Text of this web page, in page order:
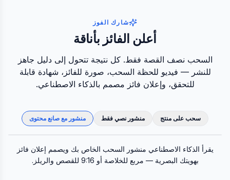
شارك الفوز
أعلن الفائز بأناقة
السحب نصف القصة فقط. كل نتيجة تتحول إلى دليل جاهز
للنشر — فيديو للحظة السحب، صورة للفائز، شهادة قابلة
للتحقق، وإعلان فائز مصمم بالذكاء الاصطناعي.
سحب على منتج منشور نصي فقط منشور مع صانع محتوى
المنشور الأصلي منشور الفائز بالذكاء الاصطناعي
يقرأ الذكاء الاصطناعي منشور السحب الخاص بك ويصمم إعلان فائز
بهويتك البصرية — مربع للخلاصة أو 9:16 للقصص والريلز.